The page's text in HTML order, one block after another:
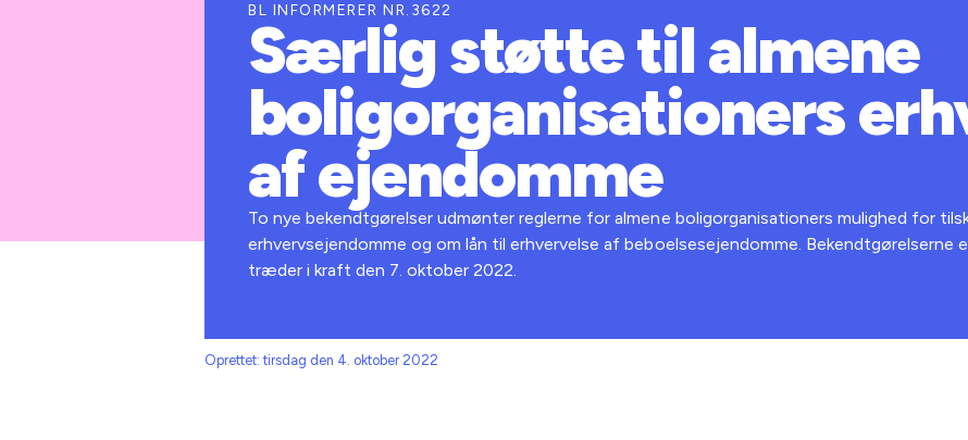
BL INFORMERER NR.3622
Særlig støtte til almene
boligorganisationers
af ejendomme
To nye bekendtgørelser udmønter reglerne for almene boligorganisationers mulighed for
erhvervsejendomme og om lån til erhvervelse af beboelsesejendomme.
træder i kraft den 7. oktober 2022.
Oprettet: tirsdag den 4. oktober 2022